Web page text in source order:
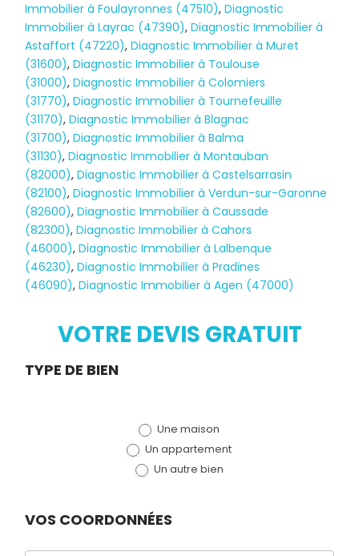
Diagnostic
TERMITES
Immobilier à Foulayronnes (47510),Diagnostic
Immobilier à Layrac (47390),Diagnostic Immobilier à
Astaffort (47220),Diagnostic Immobilier à Muret
(31600),Diagnostic Immobilier à Toulouse
(31000),Diagnostic Immobilier à Colomiers
(31770),Diagnostic Immobilier à Tournefeuille
(31170),Diagnostic Immobilier à Blagnac
(31700),Diagnostic Immobilier à Balma
(31130),Diagnostic Immobilier à Montauban
(82000),Diagnostic Immobilier à Castelsarrasin
(82100),Diagnostic Immobilier à Verdun-sur-Garonne
(82600),Diagnostic Immobilier à Caussade
(82300),Diagnostic Immobilier à Cahors
(46000),Diagnostic Immobilier à Lalbenque
(46230),Diagnostic Immobilier à Pradines
(46090),Diagnostic Immobilier à Agen (47000)
VOTRE DEVIS GRATUIT
Demande
TYPE DE BIEN
Une maison
Un appartement
Un autre bien
VOS COORDONNÉES